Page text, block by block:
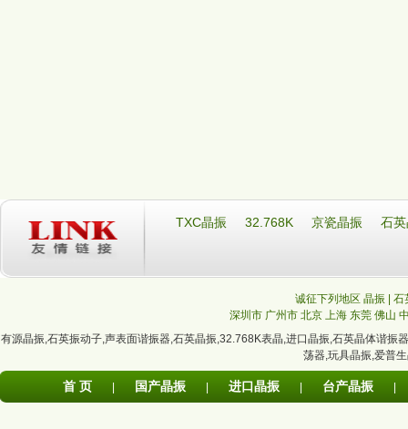
TXC晶振 32.768K 京瓷晶振 石
诚征下列地区 晶振 |
深圳市 广州市 北京 上海 东莞 佛山
有源晶振,石英振动子,声表面谐振器,石英晶振,32.768K表晶,进口晶振,石英晶体谐振器
荡器,玩具晶振,爱普
首 页 国产晶振 进口晶振 台产晶振